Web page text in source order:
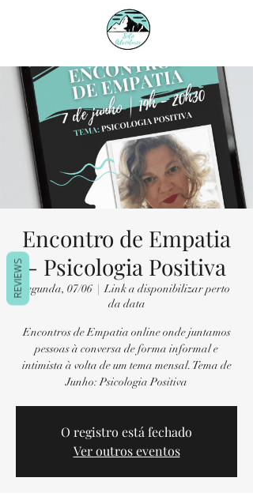
Encontro de Empatia
- Psicologia Positiva
segunda, 07/06
  |
Link a disponibilizar perto
da data
Encontros de Empatia online onde juntamos
pessoas à conversa de forma informal e
intimista à volta de um tema mensal. Tema de
Junho: Psicologia Positiva
O registro está fechado
Ver outros eventos
REVIEWS